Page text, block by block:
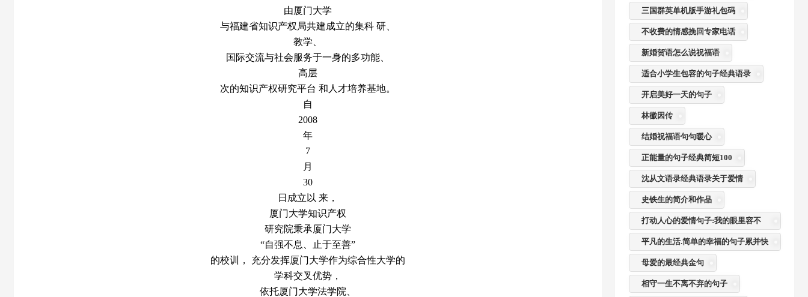
由厦门大学
与福建省知识产权局共建成立的集科 研、
教学、
国际交流与社会服务于一身的多功能、
高层
次的知识产权研究平台 和人才培养基地。
自
2008
年
7
月
30
日成立以 来，
厦门大学知识产权
研究院秉承厦门大学
“自强不息、止于至善”
的校训， 充分发挥厦门大学作为综合性大学的
学科交叉优势，
依托厦门大学法学院、
三国群英单机版手游礼包码
不收费的情感挽回专家电话
新婚贺语怎么说祝福语
适合小学生包容的句子经典语录
开启美好一天的句子
林徽因传
结婚祝福语句句暖心
正能量的句子经典简短100
沈从文语录经典语录关于爱情
史铁生的简介和作品
打动人心的爱情句子:我的眼里容不
了一粒沙
平凡的生活.简单的幸福的句子累并快
乐着
母爱的最经典金句
相守一生不离不弃的句子